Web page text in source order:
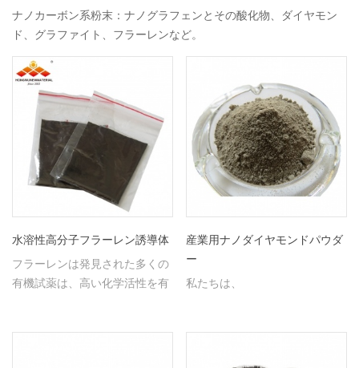
ナノカーボン系粉末：ナノグラフェンとその酸化物、ダイヤモン
ド、グラファイト、フラーレンなど。
水溶性高分子フラーレン誘導体
フラーレンは発見された多くの
有機試薬は、高い化学活性を有
産業用ナノダイヤモンドパウダ
ー
私たちは、